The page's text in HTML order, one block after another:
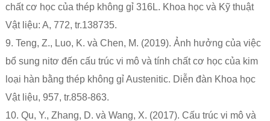
chất cơ học của thép không gỉ 316L. Khoa học và Kỹ thuật
Vật liệu: A, 772, tr.138735.
9. Teng, Z., Luo, K. và Chen, M. (2019). Ảnh hưởng của việc
bổ sung nitơ đến cấu trúc vi mô và tính chất cơ học của kim
loại hàn bằng thép không gỉ Austenitic. Diễn đàn Khoa học
Vật liệu, 957, tr.858-863.
10. Qu, Y., Zhang, D. và Wang, X. (2017). Cấu trúc vi mô và